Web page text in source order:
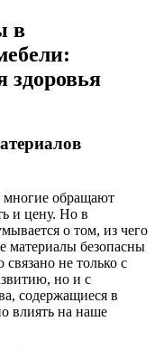
в
здоровья
многие обращают
и цену. Но в
о том, из чего
материалы безопасны
не только с
но и с
содержащиеся в
влиять на наше